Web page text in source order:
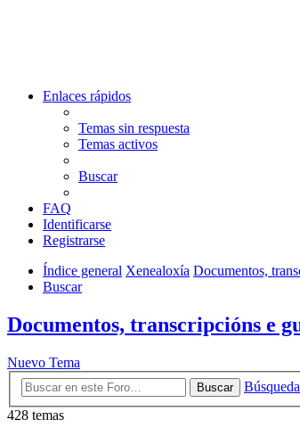
Enlaces rápidos
Temas sin respuesta
Temas activos
Buscar
FAQ
Identificarse
Registrarse
Índice general Xenealoxía Documentos,
Buscar
Documentos, transcripcións e
Nuevo Tema
Buscar
428 temas